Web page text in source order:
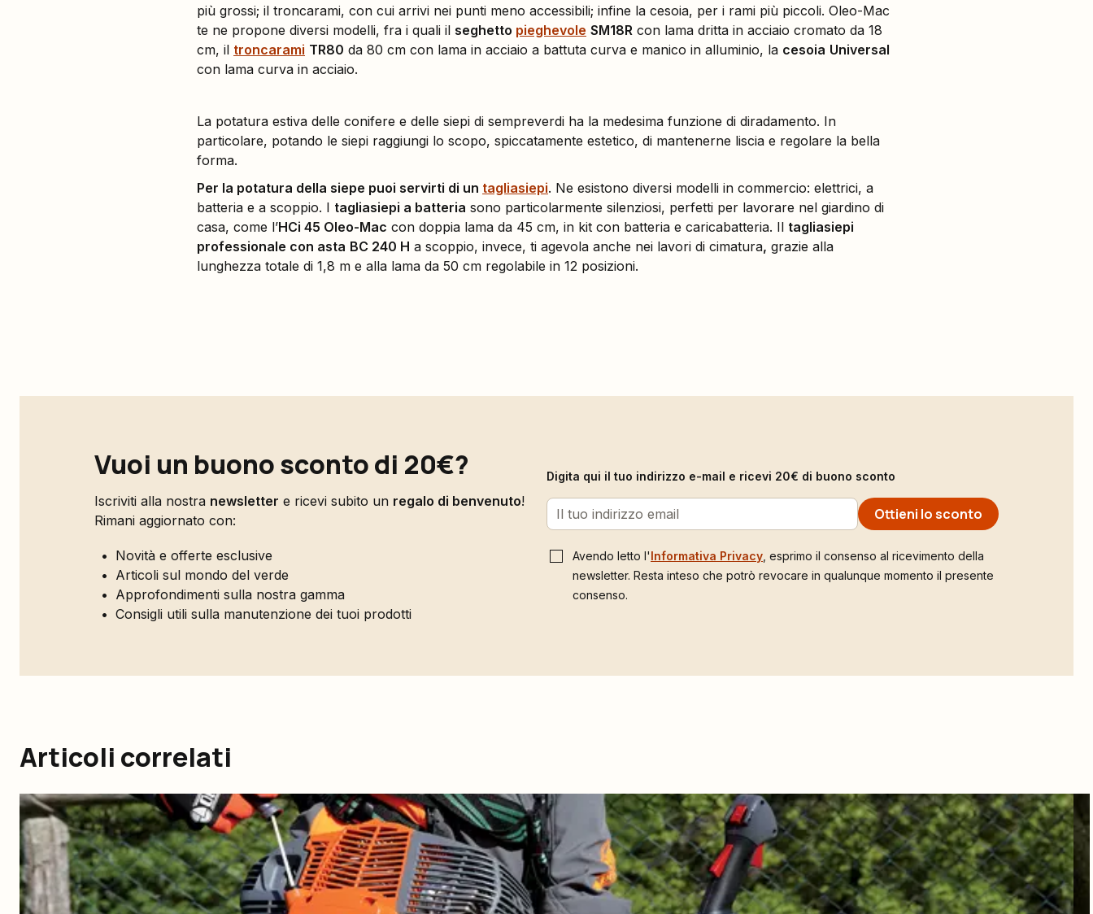
più grossi; il troncarami, con cui arrivi nei punti meno accessibili; infine la cesoia, per i rami più piccoli. Oleo-Mac
te ne propone diversi modelli, fra i quali il seghetto pieghevole SM18R con lama dritta in acciaio cromato da 18
cm, il troncarami TR80 da 80 cm con lama in acciaio a battuta curva e manico in alluminio, la cesoia Universal
con lama curva in acciaio.
La potatura estiva delle conifere e delle siepi di sempreverdi ha la medesima funzione di diradamento. In
particolare, potando le siepi raggiungi lo scopo, spiccatamente estetico, di mantenerne liscia e regolare la bella
forma.
Per la potatura della siepe puoi servirti di un tagliasiepi. Ne esistono diversi modelli in commercio: elettrici, a
batteria e a scoppio. I tagliasiepi a batteria sono particolarmente silenziosi, perfetti per lavorare nel giardino di
casa, come l’HCi 45 Oleo-Mac con doppia lama da 45 cm, in kit con batteria e caricabatteria. Il tagliasiepi
professionale con asta BC 240 H a scoppio, invece, ti agevola anche nei lavori di cimatura, grazie alla
lunghezza totale di 1,8 m e alla lama da 50 cm regolabile in 12 posizioni.
Vuoi un buono sconto di 20€?
Iscriviti alla nostra newsletter e ricevi subito un regalo di benvenuto!
Rimani aggiornato con:
Novità e offerte esclusive
Articoli sul mondo del verde
Approfondimenti sulla nostra gamma
Consigli utili sulla manutenzione dei tuoi prodotti
Digita qui il tuo indirizzo e-mail e ricevi 20€ di buono sconto
Ottieni lo sconto
Avendo letto l'Informativa Privacy , esprimo il consenso al ricevimento della
newsletter. Resta inteso che potrò revocare in qualunque momento il presente
consenso.
Articoli correlati